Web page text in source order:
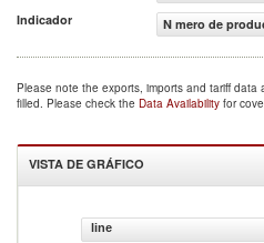
Indicador
N mero de
Please note the exports, imports and tariff
filled. Please check the Data Availability for
VISTA DE GRÁFICO
line